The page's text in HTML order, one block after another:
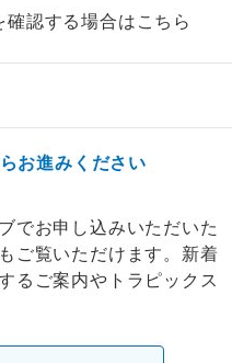
認する場合はこちら
お進みください
でお申し込みいただいた
ご覧いただけます。新着
るご案内やトラピックス